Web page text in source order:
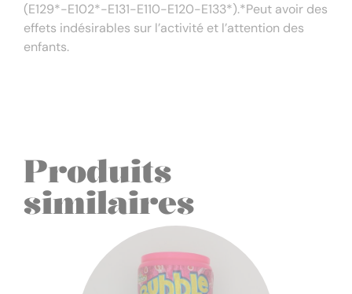
(E129*-E102*-E131-E110-E120-E133*).*Peut avoir des
effets indésirables sur l’activité et l’attention des
enfants.
Produits
similaires